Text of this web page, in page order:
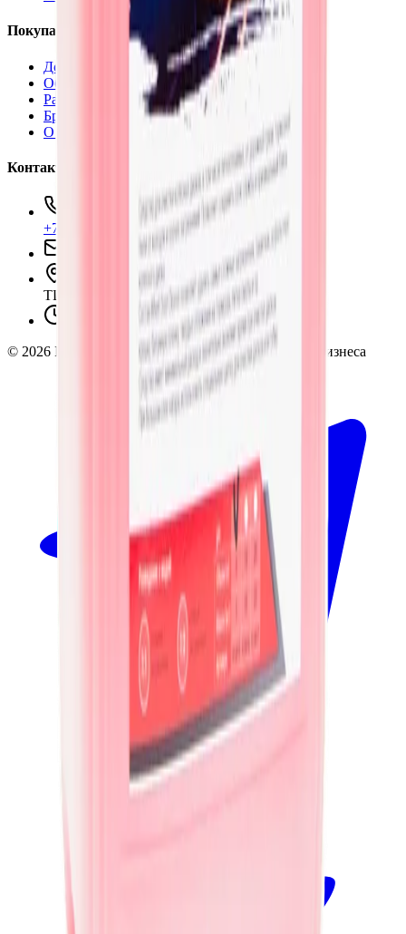
Покупателям
Доставка и оплата
Обучение
Распродажа
Бренды
О компании
Контакты
+7 (495) 135-35-99
sales@insafe.ru
Москва, Люблинская ул., 153.
ТЦ «Люблю Молл», -1 уровень
Ежедневно 10:00 — 19:00
© 2026 InSafe.ru — Товары и технологии для автобизнеса